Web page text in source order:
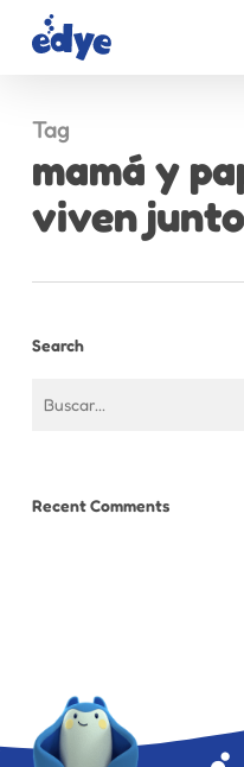
Tag
mamá y
viven
Search
Recent Comments